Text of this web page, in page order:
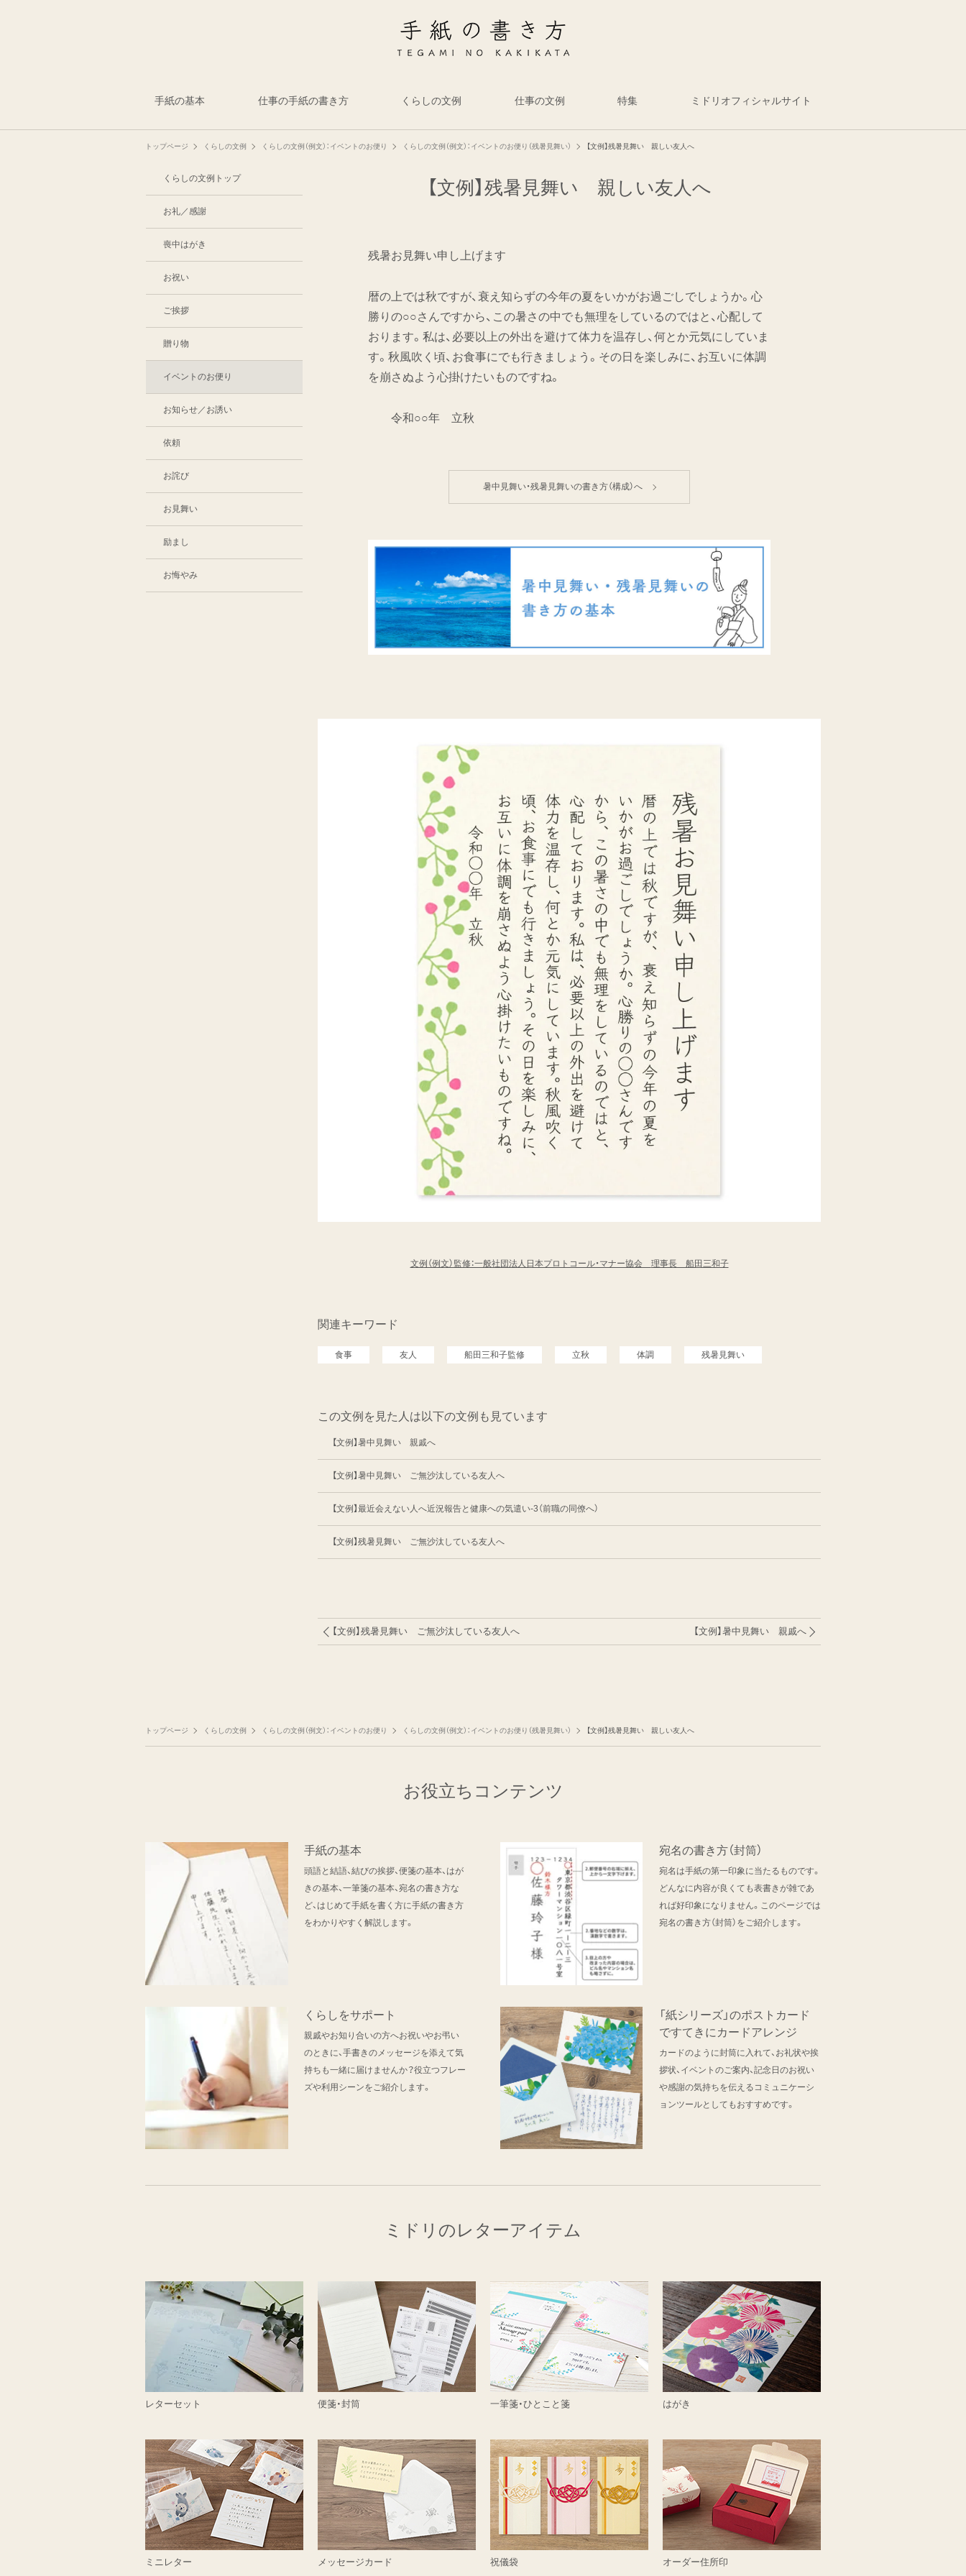
手紙の基本 仕事の手紙の書き方 くらしの文例 仕事の文例 特集 ミドリオフィシャルサイト
トップページ くらしの文例 くらしの文例（例文）：イベントのお便り くらしの文例（例文）：イベントのお便り（残暑見舞い） 【文例】残暑見舞い 親しい友人へ
【文例】残暑見舞い 親しい友人へ
残暑お見舞い申し上げます
暦の上では秋ですが、衰え知らずの今年の夏をいかがお過ごしでしょうか。心
勝りの○○さんですから、この暑さの中でも無理をしているのではと、心配して
おります。私は、必要以上の外出を避けて体力を温存し、何とか元気にしていま
す。秋風吹く頃、お食事にでも行きましょう。その日を楽しみに、お互いに体調
を崩さぬよう心掛けたいものですね。
令和○○年 立秋
暑中見舞い・残暑見舞いの書き方（構成）へ
文例（例文）監修：一般社団法人日本プロトコール・マナー協会 理事長 船田三和子
関連キーワード
食事 友人 船田三和子監修 立秋 体調 残暑見舞い
この文例を見た人は以下の文例も見ています
【文例】暑中見舞い 親戚へ
【文例】暑中見舞い ご無沙汰している友人へ
【文例】最近会えない人へ近況報告と健康への気遣い-3（前職の同僚へ）
【文例】残暑見舞い ご無沙汰している友人へ
【文例】残暑見舞い ご無沙汰している友人へ 【文例】暑中見舞い 親戚へ
くらしの文例トップ
お礼／感謝
喪中はがき
お祝い
ご挨拶
贈り物
イベントのお便り
お知らせ／お誘い
依頼
お詫び
お見舞い
励まし
お悔やみ
トップページ くらしの文例 くらしの文例（例文）：イベントのお便り くらしの文例（例文）：イベントのお便り（残暑見舞い） 【文例】残暑見舞い 親しい友人へ
お役立ちコンテンツ
手紙の基本
頭語と結語、結びの挨拶、便箋の基本、はが
きの基本、一筆箋の基本、宛名の書き方な
ど、はじめて手紙を書く方に手紙の書き方
をわかりやすく解説します。
宛名の書き方（封筒）
宛名は手紙の第一印象に当たるものです。
どんなに内容が良くても表書きが雑であ
れば好印象になりません。このページでは
宛名の書き方（封筒）をご紹介します。
くらしをサポート
親戚やお知り合いの方へお祝いやお弔い
のときに、手書きのメッセージを添えて気
持ちも一緒に届けませんか？役立つフレー
ズや利用シーンをご紹介します。
「紙シリーズ」のポストカード
ですてきにカードアレンジ
カードのように封筒に入れて、お礼状や挨
拶状、イベントのご案内、記念日のお祝い
や感謝の気持ちを伝えるコミュニケーシ
ョンツールとしてもおすすめです。
ミドリのレターアイテム
レターセット 便箋・封筒 一筆箋・ひとこと箋 はがき
ミニレター メッセージカード 祝儀袋 オーダー住所印